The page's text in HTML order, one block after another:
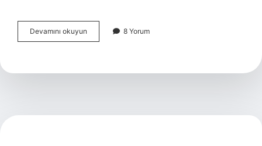
Devamını okuyun
hangi
?
8 Yorum